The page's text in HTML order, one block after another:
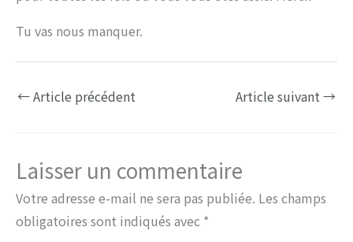
Tu vas nous manquer.
←Article précédent Article suivant →
Laisser un commentaire
Votre adresse e-mail ne sera pas publiée. Les champs
obligatoires sont indiqués avec *